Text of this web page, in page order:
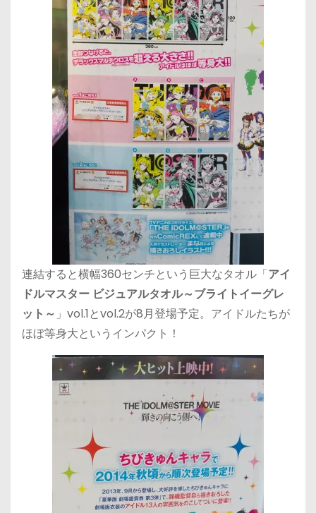
連結すると横幅360センチという巨大なタオル「アイ
ドルマスター ビジュアルタオル～ブライトイーグレ
ット～ 」vol.1とvol.2が8月登場予定。アイドルたちが
ほぼ等身大というインパクト！